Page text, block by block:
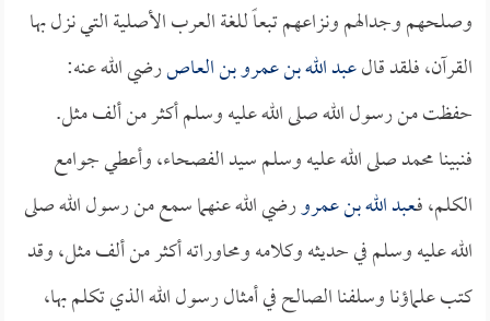
وصلحهم وجدالهم ونزاعهم تبعاً للغة العرب الأصلية التي نزل بها
القرآن، فلقد قالعبد الله بن عمرو بن العاصرضي الله عنه:
حفظت من رسول الله صلى الله عليه وسلم أكثر من ألف مثل.
فنبينا محمد صلى الله عليه وسلم سيد الفصحاء، وأعطي جوامع
الكلم، فـعبد الله بن عمرورضي الله عنهما سمع من رسول الله صلى
الله عليه وسلم في حديثه وكلامه ومحاوراته أكثر من ألف مثل، وقد
كتب علماؤنا وسلفنا الصالح في أمثال رسول الله الذي تكلم بها،